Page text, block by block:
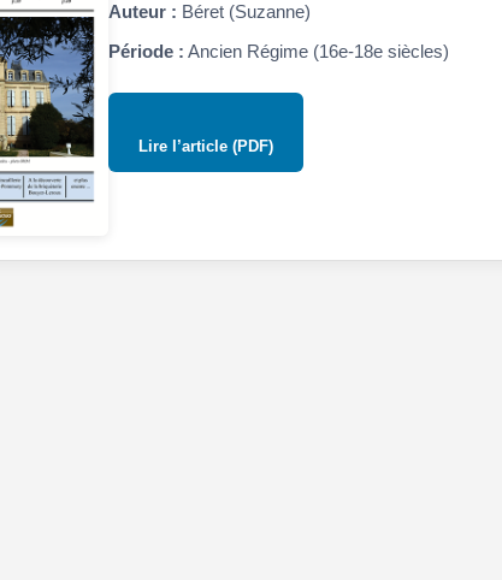
Auteur : Béret (Suzanne)
Période : Ancien Régime (16e-18e siècles)
Lire l’article (PDF)